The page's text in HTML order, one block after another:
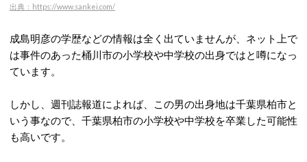
出典：https://www.sankei.com/
成島明彦の学歴などの情報は全く出ていませんが、ネット上で
は事件のあった桶川市の小学校や中学校の出身ではと噂になっ
ています。
しかし、週刊誌報道によれば、この男の出身地は千葉県柏市と
いう事なので、千葉県柏市の小学校や中学校を卒業した可能性
も高いです。